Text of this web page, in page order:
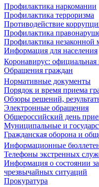
Профилактика наркомании
Профилактика терроризма
Противодействие
Профилактика
Профилактика незаконной
Информация для населения
Коронавирус:
Обращения граждан
Нормативные документы
Порядок и время приема
Обзоры решений,
Электронные обращения
Общероссийский день
Муниципальные и
Гражданская оборона и
Информационные
Телефоны экстренных
Информация о состоянии
чрезвычайных ситуаций
Прокуратура